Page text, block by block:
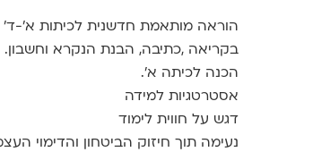
הוראה מותאמת חדשנית לכיתות א'-ד'
בקריאה ,כתיבה, הבנת הנקרא וחשבון.
הכנה לכיתה א'.
אסטרטגיות למידה
דגש על חווית לימוד
נעימה תוך חיזוק הביטחון והדימוי